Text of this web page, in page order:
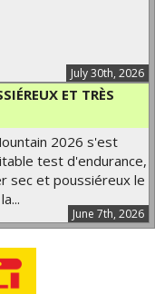
July 30th, 2026
ET TRÈS
June 7th, 2026
2026 s'est
test d'endurance,
sec et poussiéreux le